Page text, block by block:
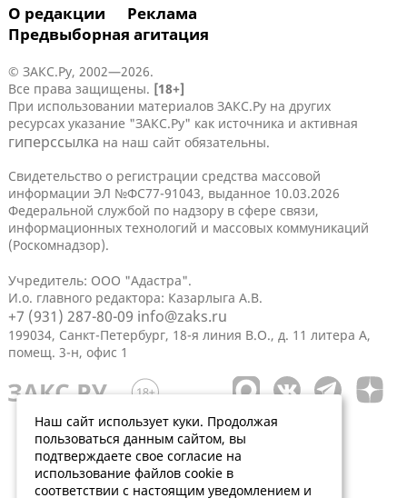
О редакции
Реклама
Предвыборная агитация
© ЗАКС.Ру, 2002—2026.
Все права защищены. [18+]
При использовании материалов ЗАКС.Ру на других
ресурсах указание "ЗАКС.Ру" как источника и активная
гиперссылка на наш сайт обязательны.
Свидетельство о регистрации средства массовой
информации ЭЛ №ФС77-91043, выданное 10.03.2026
Федеральной службой по надзору в сфере связи,
информационных технологий и массовых коммуникаций
(Роскомнадзор).
Учредитель: ООО "Адастра".
И.о. главного редактора: Казарлыга А.В.
+7 (931) 287-80-09 info@zaks.ru
199034, Санкт-Петербург, 18-я линия В.О., д. 11 литера А,
помещ. 3-н, офис 1
Наш сайт использует куки. Продолжая
пользоваться данным сайтом, вы
подтверждаете свое согласие на
использование файлов cookie в
соответствии с настоящим уведомлением и